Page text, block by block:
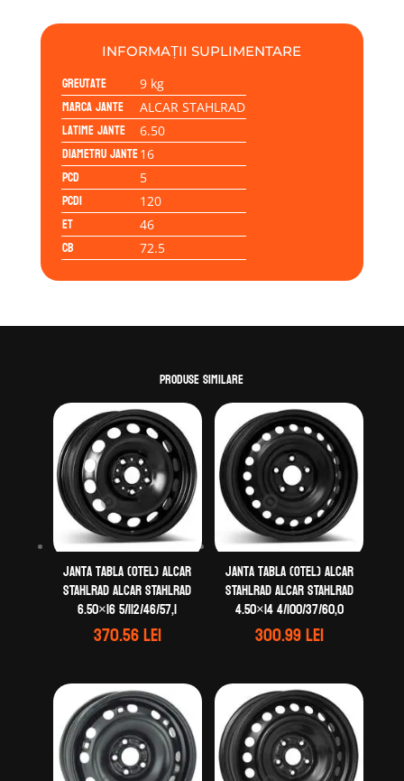
61/2Jx16H2
5/120/46/72.5INFORMAȚII SUPLIMENTARE
Greutate 9 kg
Marca jante ALCAR STAHLRAD
Latime jante 6.50
Diametru jante16
PCD 5
PCD1 120
ET 46
CB 72.5
Produse similare
Janta tabla (otel) ALCAR
STAHLRAD ALCAR STAHLRAD
6.50×16 5/112/46/57,1
370.56lei
Janta tabla (otel) ALCAR
STAHLRAD ALCAR STAHLRAD
4.50×14 4/100/37/60,0
300.99lei